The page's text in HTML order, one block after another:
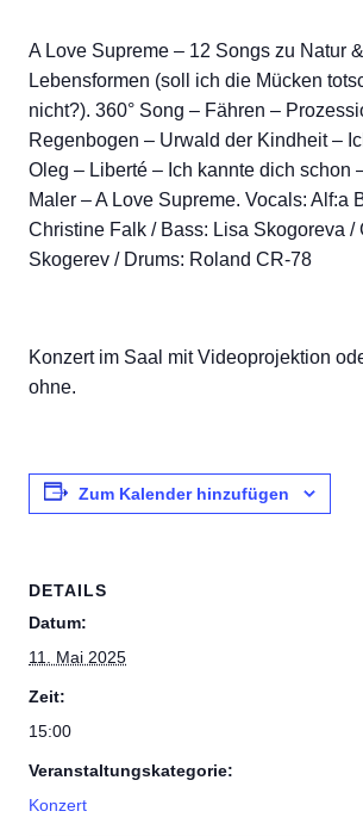
A Love Supreme – 12 Songs zu Natur
Lebensformen (soll ich die Mücken
nicht?). 360° Song – Fähren –
Regenbogen – Urwald der Kindheit –
Oleg – Liberté – Ich kannte dich schon
Maler – A Love Supreme. Vocals: Alf:a
Christine Falk / Bass: Lisa Skogoreva /
Skogerev / Drums: Roland CR-78
Konzert im Saal mit Videoprojektion
ohne.
Zum Kalender hinzufügen
DETAILS
Datum:
11. Mai 2025
Zeit:
15:00
Veranstaltungskategorie:
Konzert